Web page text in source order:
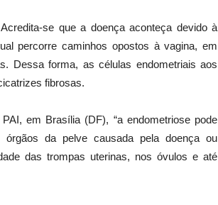
se que a doença aconteça devido à
percorre caminhos opostos à vagina, em
Dessa forma, as células endometriais aos
fibrosas.
em Brasília (DF), “a endometriose pode
da pelve causada pela doença ou
das trompas uterinas, nos óvulos e até